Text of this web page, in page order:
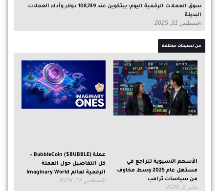
سوق العملات الرقمية اليوم: بيتكوين عند 108,749 دولار وأداء العملات
البديلة
أغسطس 31, 2025
من تصنيفات مختلفة
الأسهم الآسيوية تتراجع في
مستهل عام 2025 وسط مخاوف
من سياسات ترامب
يناير 2, 2025
عملة BubbleCoin ($BUBBLE) –
كل التفاصيل حول العملة
الرقمية لعالم Imaginary World
أغسطس 12, 2025